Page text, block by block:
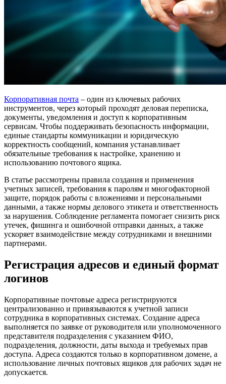
Корпоративная почта – один из ключевых рабочих
инструментов, через который проходят деловая переписка,
документы, уведомления и доступ к корпоративным
сервисам. Чтобы поддерживать безопасность информации,
единые стандарты коммуникации и юридическую
корректность сообщений, компания устанавливает
обязательные требования к настройке, хранению и
использованию почтового ящика.
В статье рассмотрены правила создания и применения
учетных записей, требования к паролям и многофакторной
защите, порядок работы с вложениями и персональными
данными, а также нормы делового этикета и ответственность
за нарушения. Соблюдение регламента помогает снизить риск
утечек, фишинга и ошибочной отправки данных, а также
ускоряет взаимодействие между сотрудниками и внешними
партнерами.
Регистрация адресов и единый формат
логинов
Корпоративные почтовые адреса регистрируются
централизованно и привязываются к учетной записи
сотрудника в корпоративных системах. Создание адреса
выполняется по заявке от руководителя или уполномоченного
представителя подразделения с указанием ФИО,
подразделения, должности, даты выхода и требуемых прав
доступа. Адреса создаются только в корпоративном домене, а
использование личных почтовых ящиков для рабочих задач не
допускается.